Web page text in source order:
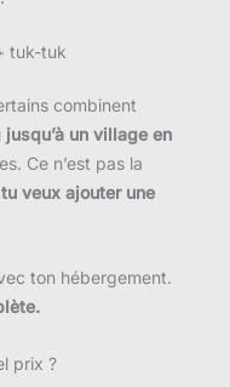
tuk-tuk
combinent
un village en
Ce n’est pas la
veux ajouter une
ton hébergement.
prix ?